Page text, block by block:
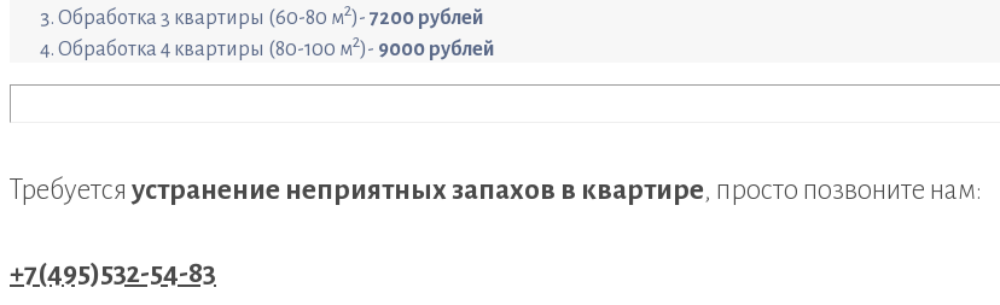
Обработка 3 квартиры (60-80 м2)- 7200 рублей
Обработка 4 квартиры (80-100 м2)- 9000 рублей
Требуется устранение неприятных запахов в квартире, просто позвоните нам:
+7(495)532-54-83